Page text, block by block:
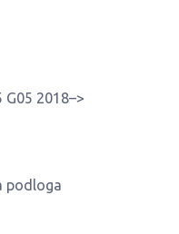
G05 2018–>
podloga